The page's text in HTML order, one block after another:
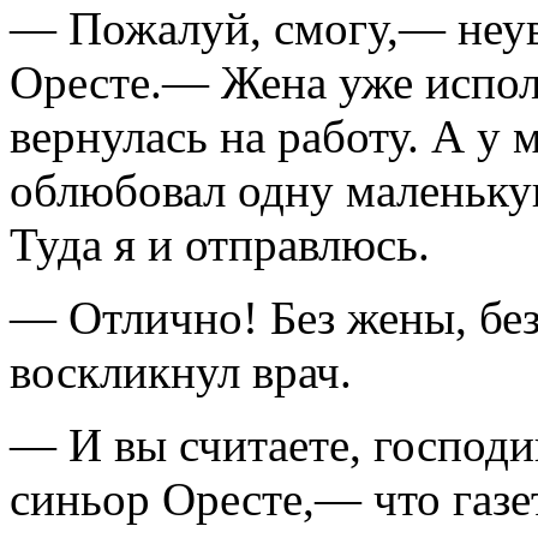
— Пожалуй, смогу,—
Оресте.— Жена уже
вернулась на работу. А у
облюбовал одну
Туда я и отправлюсь.
— Отлично! Без жены,
воскликнул врач.
— И вы считаете,
синьор Оресте,— что